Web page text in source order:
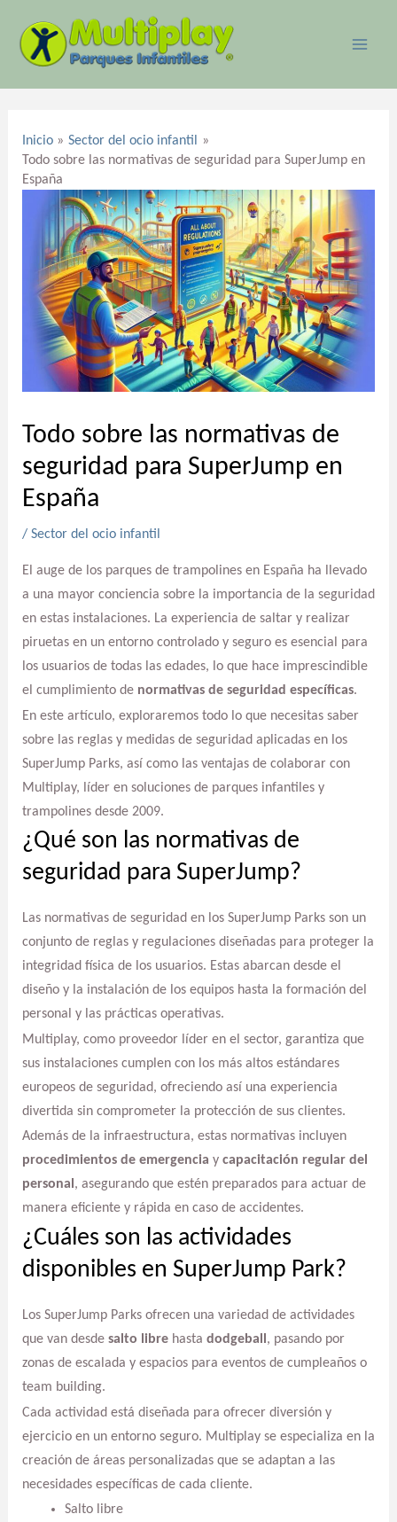
contenido
Inicio
Sector del ocio infantil
Todo sobre las normativas de seguridad para SuperJump en
España
Todo sobre las normativas de
seguridad para SuperJump en
España
/ Sector del ocio infantil
El auge de los parques de trampolines en España ha llevado
a una mayor conciencia sobre la importancia de la seguridad
en estas instalaciones. La experiencia de saltar y realizar
piruetas en un entorno controlado y seguro es esencial para
los usuarios de todas las edades, lo que hace imprescindible
el cumplimiento de normativas de seguridad específicas.
En este artículo, exploraremos todo lo que necesitas saber
sobre las reglas y medidas de seguridad aplicadas en los
SuperJump Parks, así como las ventajas de colaborar con
Multiplay, líder en soluciones de parques infantiles y
trampolines desde 2009.
¿Qué son las normativas de
seguridad para SuperJump?
Las normativas de seguridad en los SuperJump Parks son un
conjunto de reglas y regulaciones diseñadas para proteger la
integridad física de los usuarios. Estas abarcan desde el
diseño y la instalación de los equipos hasta la formación del
personal y las prácticas operativas.
Multiplay, como proveedor líder en el sector, garantiza que
sus instalaciones cumplen con los más altos estándares
europeos de seguridad, ofreciendo así una experiencia
divertida sin comprometer la protección de sus clientes.
Además de la infraestructura, estas normativas incluyen
procedimientos de emergencia y capacitación regular del
personal, asegurando que estén preparados para actuar de
manera eficiente y rápida en caso de accidentes.
¿Cuáles son las actividades
disponibles en SuperJump Park?
Los SuperJump Parks ofrecen una variedad de actividades
que van desde salto librehasta dodgeball , pasando por
zonas de escalada y espacios para eventos de cumpleaños o
team building.
Cada actividad está diseñada para ofrecer diversión y
ejercicio en un entorno seguro. Multiplay se especializa en la
creación de áreas personalizadas que se adaptan a las
necesidades específicas de cada cliente.
Salto libre
entradas